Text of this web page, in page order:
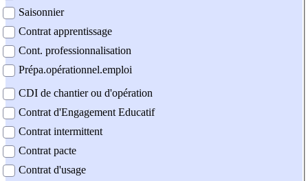
Saisonnier
Contrat apprentissage
Cont. professionnalisation
Prépa.opérationnel.emploi
CDI de chantier ou d'opération
Contrat d'Engagement Educatif
Contrat intermittent
Contrat pacte
Contrat d'usage